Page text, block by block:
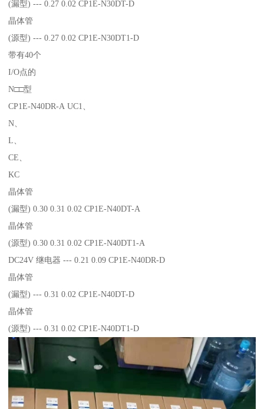
(漏型) --- 0.27 0.02 CP1E-N30DT-D
晶体管
(源型) --- 0.27 0.02 CP1E-N30DT1-D
带有40个
I/O点的
N□□型
CP1E-N40DR-A UC1、
N、
L、
CE、
KC
晶体管
(漏型) 0.30 0.31 0.02 CP1E-N40DT-A
晶体管
(源型) 0.30 0.31 0.02 CP1E-N40DT1-A
DC24V 继电器 --- 0.21 0.09 CP1E-N40DR-D
晶体管
(漏型) --- 0.31 0.02 CP1E-N40DT-D
晶体管
(源型) --- 0.31 0.02 CP1E-N40DT1-D